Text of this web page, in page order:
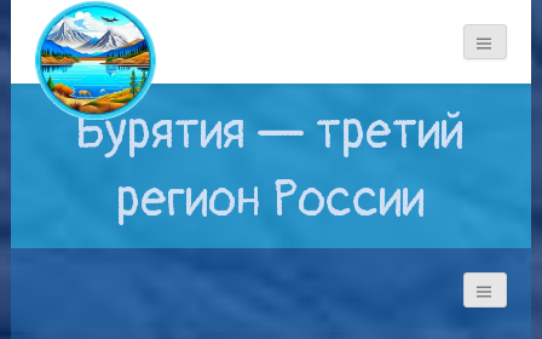
Бурятия — третий
регион России